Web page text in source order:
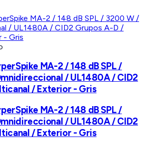
MA-2 / 148 dB SPL /
/ UL1480A / CID2
/ Exterior - Gris
MA-2 / 148 dB SPL /
/ UL1480A / CID2
/ Exterior - Gris